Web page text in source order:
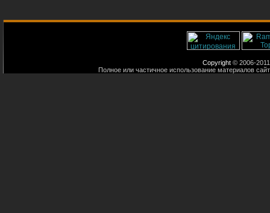
Copyright © 2006-
Полное или частичное использование материалов